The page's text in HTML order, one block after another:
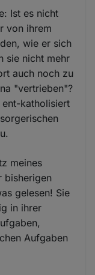
Ist es nicht
von ihrem
wie er sich
sie nicht mehr
auch noch zu
"vertrieben"?
katholisiert
meines
bisherigen
gelesen! Sie
in ihrer
Aufgaben